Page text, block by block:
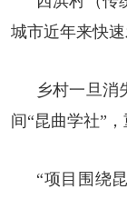
城市近年来快
乡村一旦消
间“昆曲学社”
“项目围绕